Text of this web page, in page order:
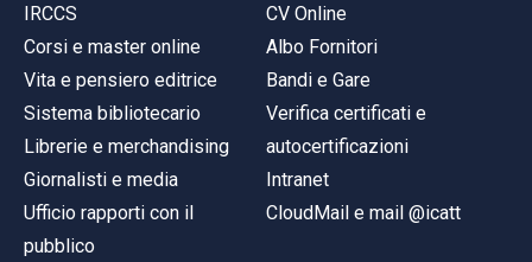
IRCCS
Corsi e master online
Vita e pensiero editrice
Sistema bibliotecario
Librerie e merchandising
Giornalisti e media
Ufficio rapporti con il
pubblico
CV Online
Albo Fornitori
Bandi e Gare
Verifica certificati e
autocertificazioni
Intranet
CloudMail e mail @icatt